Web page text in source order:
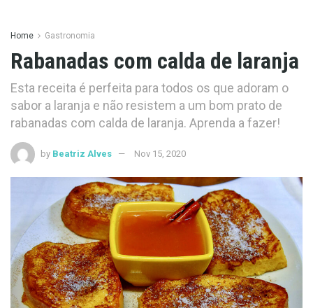
Home Gastronomia
Rabanadas com calda de laranja
Esta receita é perfeita para todos os que adoram o
sabor a laranja e não resistem a um bom prato de
rabanadas com calda de laranja. Aprenda a fazer!
by Beatriz Alves Nov 15, 2020